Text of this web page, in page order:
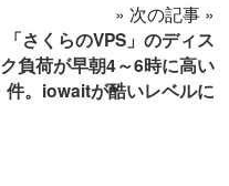
» 次の記事 »
「さくらのVPS」のディス
ク負荷が早朝4～6時に高い
件。iowaitが酷いレベルに